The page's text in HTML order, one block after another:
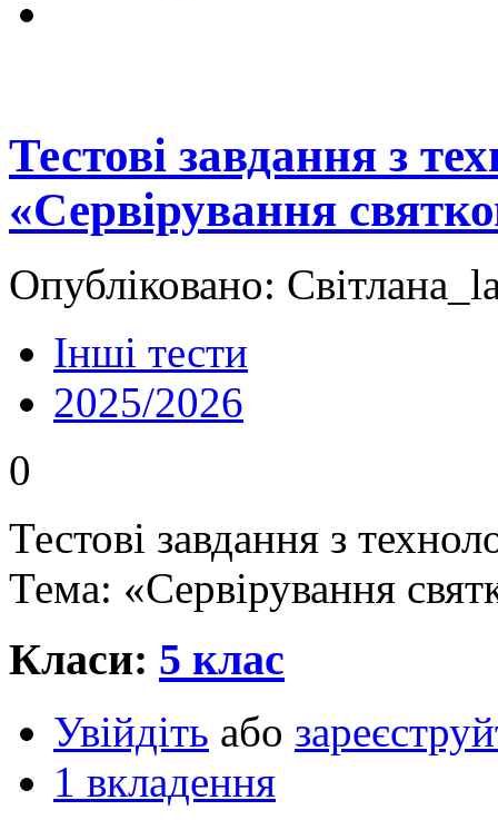
Тестові завдання з
«Сервірування
Опубліковано:
Інші тести
2025/2026
0
Тестові завдання з
Тема: «Сервірування
Класи: 5 клас
Увійдіть або
1 вкладення